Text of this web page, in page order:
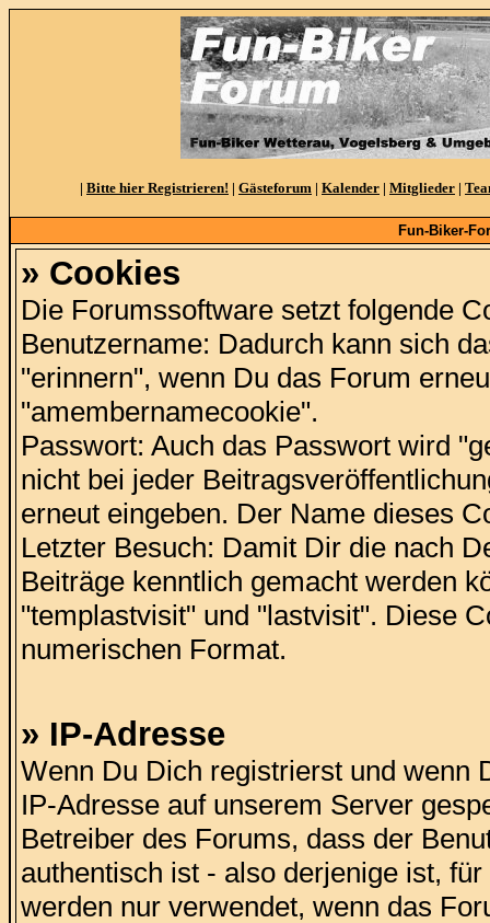
| Bitte hier Registrieren! | Gästeforum | Kalender | Mitglieder |
Fun-Biker-
» Cookies
Die Forumssoftware setzt folgende
Benutzername: Dadurch kann sich
"erinnern", wenn Du das Forum
"amembernamecookie".
Passwort: Auch das Passwort wird
nicht bei jeder
erneut eingeben. Der Name dieses
Letzter Besuch: Damit Dir die nach
Beiträge kenntlich gemacht werden
"templastvisit" und "lastvisit". Diese
numerischen Format.
» IP-Adresse
Wenn Du Dich registrierst und wenn
IP-Adresse auf unserem Server
Betreiber des Forums, dass der
authentisch ist - also derjenige ist,
werden nur verwendet, wenn das